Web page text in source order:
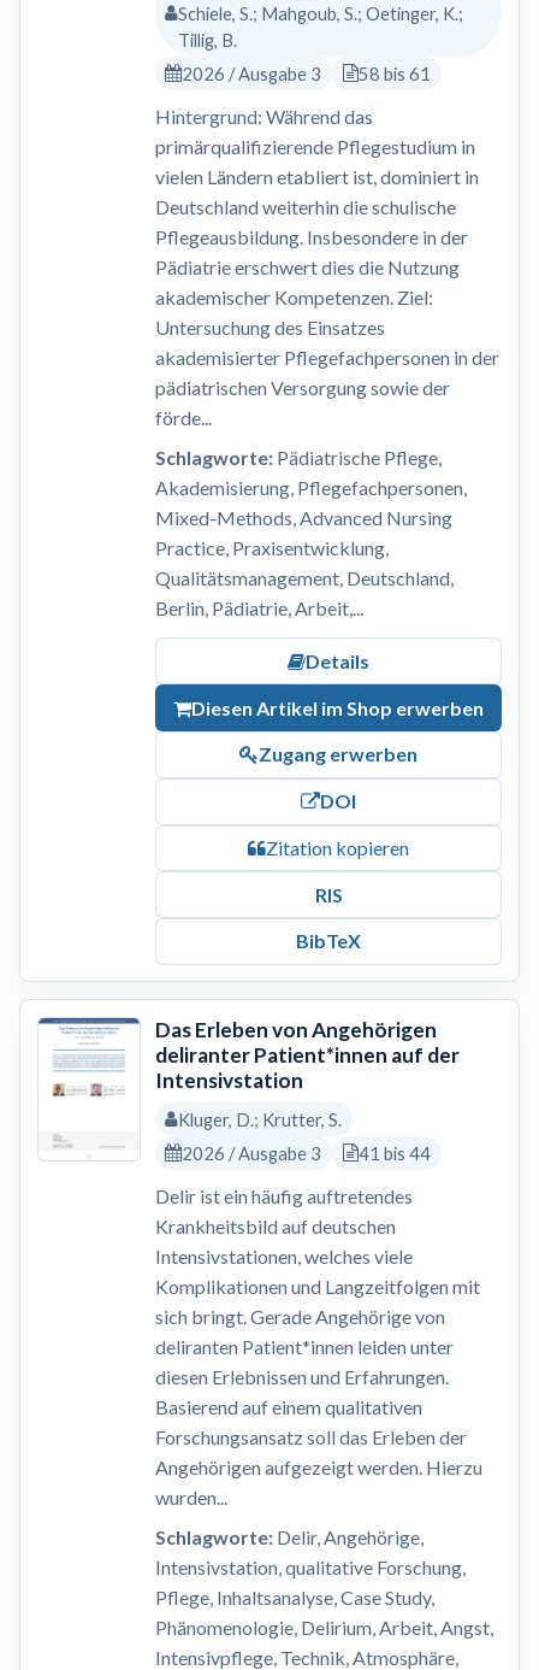
Schiele, S.; Mahgoub, S.; Oetinger, K.;
Tillig, B.
2026 / Ausgabe 3
58 bis 61
Hintergrund: Während das
primärqualifizierende Pflegestudium in
vielen Ländern etabliert ist, dominiert in
Deutschland weiterhin die schulische
Pflegeausbildung. Insbesondere in der
Pädiatrie erschwert dies die Nutzung
akademischer Kompetenzen. Ziel:
Untersuchung des Einsatzes
akademisierter Pflegefachpersonen in der
pädiatrischen Versorgung sowie der
förde...
Schlagworte:Pädiatrische Pflege,
Akademisierung, Pflegefachpersonen,
Mixed-Methods, Advanced Nursing
Practice, Praxisentwicklung,
Qualitätsmanagement, Deutschland,
Berlin, Pädiatrie, Arbeit,...
Details
Diesen Artikel im Shop erwerben
Zugang erwerben
DOI
Zitation kopieren
RIS
BibTeX
Das Erleben von Angehörigen
deliranter Patient*innen auf der
Intensivstation
Kluger, D.; Krutter, S.
2026 / Ausgabe 3
41 bis 44
Delir ist ein häufig auftretendes
Krankheitsbild auf deutschen
Intensivstationen, welches viele
Komplikationen und Langzeitfolgen mit
sich bringt. Gerade Angehörige von
deliranten Patient*innen leiden unter
diesen Erlebnissen und Erfahrungen.
Basierend auf einem qualitativen
Forschungsansatz soll das Erleben der
Angehörigen aufgezeigt werden. Hierzu
wurden...
Schlagworte:Delir, Angehörige,
Intensivstation, qualitative Forschung,
Pflege, Inhaltsanalyse, Case Study,
Phänomenologie, Delirium, Arbeit, Angst,
Intensivpflege, Technik, Atmosphäre,